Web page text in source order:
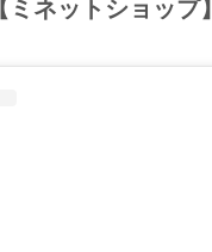
ネットショップ】